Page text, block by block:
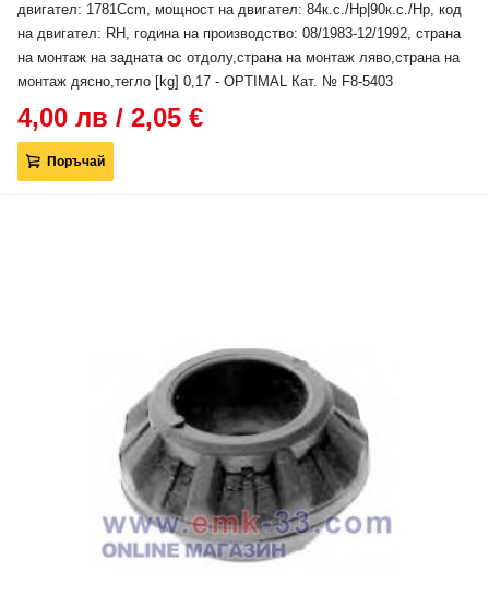
двигател: 1781Ccm, мощност на двигател: 84к.с./Hp|90к.с./Hp, код
на двигател: RH, година на производство: 08/1983-12/1992, страна
на монтаж на задната ос отдолу,страна на монтаж ляво,страна на
монтаж дясно,тегло [kg] 0,17 - OPTIMAL Кат. № F8-5403
4,00 лв / 2,05 €
Поръчай